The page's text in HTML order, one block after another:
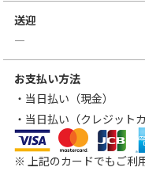
送迎
―
お支払い方法
・当日払い（現金）
・当日払い（クレジットカ
VISA
※ 上記のカードでもご利